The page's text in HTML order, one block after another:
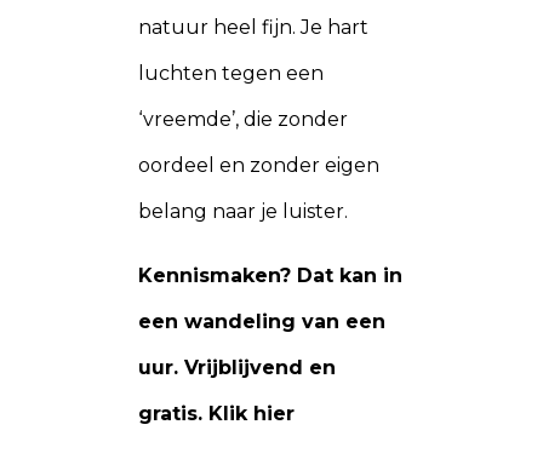
natuur heel fijn. Je hart
luchten tegen een
‘vreemde’, die zonder
oordeel en zonder eigen
belang naar je luister.
Kennismaken? Dat kan in
een wandeling van een
uur. Vrijblijvend en
gratis. Klik hier